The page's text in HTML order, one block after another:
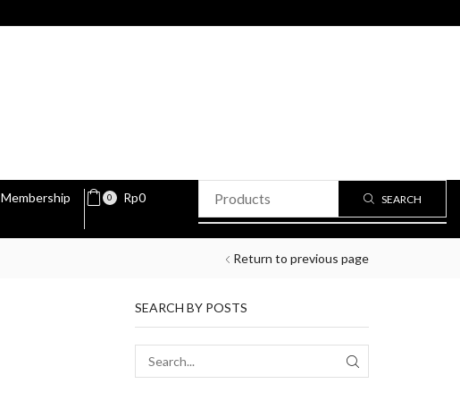
Membership 0 Rp0 SEARCH
Return to previous page
SEARCH BY POSTS